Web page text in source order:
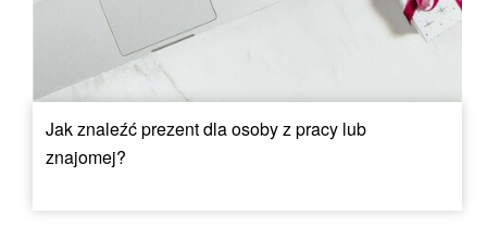
Jak znaleźć prezent dla osoby z pracy lub
znajomej?